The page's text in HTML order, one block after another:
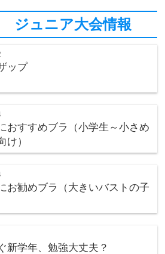
ジュニア大会情報
ップ
おすすめブラ（小学生～小さめ
け）
お勧めブラ（大きいバストの子
新学年、勉強大丈夫？